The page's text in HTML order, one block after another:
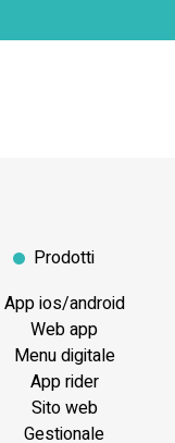
Prodotti
App ios/android
Web app
Menu digitale
App rider
Sito web
Gestionale